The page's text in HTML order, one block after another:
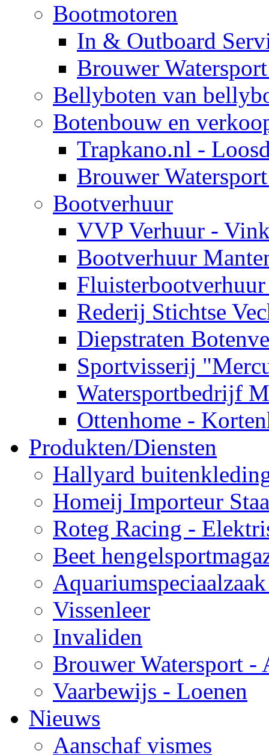
Bootmotoren
In & Outboard
Brouwer
Bellyboten van
Botenbouw en
Trapkano.nl -
Brouwer
Bootverhuur
VVP Verhuur -
Bootverhuur
Rederij Stichtse
Diepstraten
Sportvisserij
Watersportbedrijf
Ottenhome -
Produkten/Diensten
Hallyard
Homeij Importeur
Roteg Racing -
Beet
Vissenleer
Invaliden
Brouwer Watersport -
Vaarbewijs - Loenen
Nieuws
Aanschaf vismes